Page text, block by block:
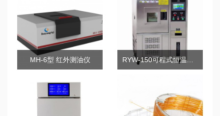
MH-6型 红外测油仪 RYW-150可程式恒温恒湿试验箱